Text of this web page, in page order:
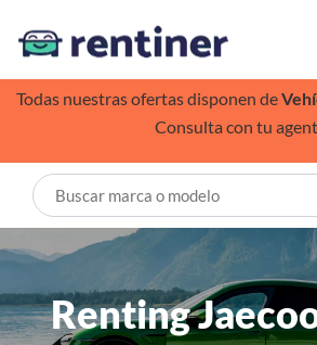
Todas nuestras ofertas disponen de
Consulta con tu
Renting